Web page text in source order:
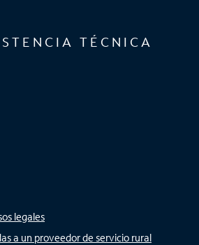
TÉCNICA
legales
a un proveedor de servicio rural